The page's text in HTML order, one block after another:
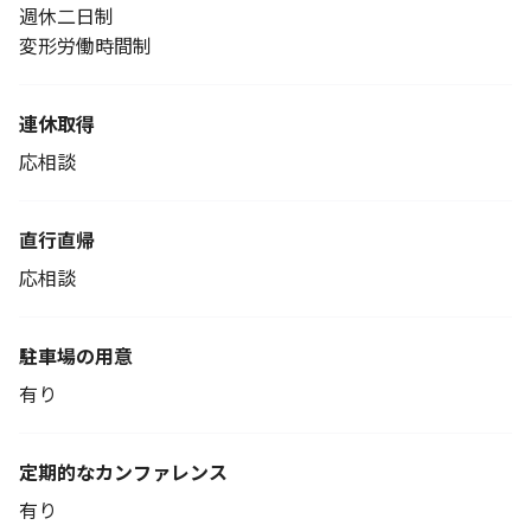
週休二日制
変形労働時間制
連休取得
応相談
直行直帰
応相談
駐車場の用意
有り
定期的なカンファレンス
有り